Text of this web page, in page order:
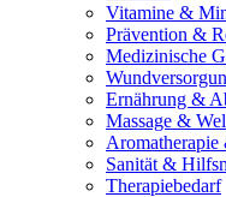
Vitamine &
Prävention &
Medizinische
Ernährung &
Massage &
Aromatherapie
Sanität &
Therapiebedarf